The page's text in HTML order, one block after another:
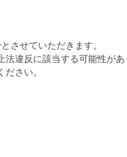
させていただきます。
違反に該当する可能性が
さい。